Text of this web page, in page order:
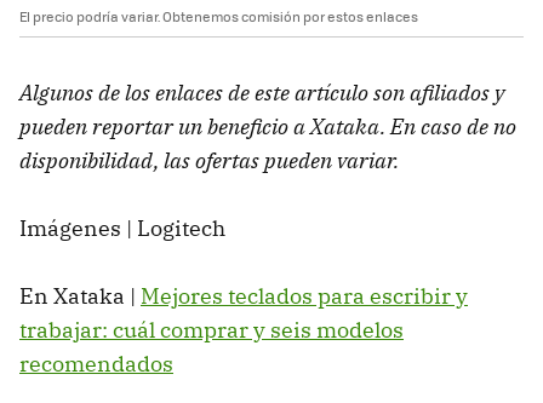
El precio podría variar. Obtenemos comisión por estos enlaces
Algunos de los enlaces de este artículo son afiliados y
pueden reportar un beneficio a Xataka. En caso de no
disponibilidad, las ofertas pueden variar.
Imágenes | Logitech
En Xataka | Mejores teclados para escribir y
trabajar: cuál comprar y seis modelos
recomendados